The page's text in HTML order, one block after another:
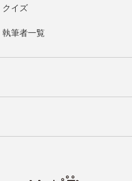
クイズ
執筆者一覧